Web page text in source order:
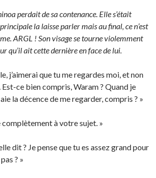
perdait de sa contenance. Elle s’était
la laisse parler mais au final, ce n’est
ARGL ! Son visage se tourne violemment
qu’il ait cette dernière en face de lui.
j’aimerai que tu me regardes moi, et non
ce bien compris, Waram ? Quand je
la décence de me regarder, compris ? »
à votre sujet. »
dit ? Je pense que tu es assez grand pour
? »